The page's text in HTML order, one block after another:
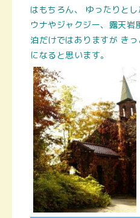
はもちろん、
ゆったりと
ウナやジャクジー、露天岩
泊だけではありますが き
になると思います。